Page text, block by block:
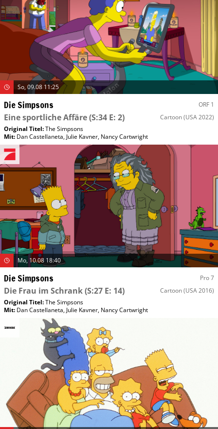
So, 09.08 11:25
Die Simpsons ORF 1
Eine sportliche Affäre(S:34 E: 2) Cartoon(USA 2022)
Original Titel:The Simpsons
Mit: Dan Castellaneta, Julie Kavner, Nancy Cartwright
Mo, 10.08 18:40
Die Simpsons Pro 7
Die Frau im Schrank(S:27 E: 14) Cartoon(USA 2016)
Original Titel:The Simpsons
Mit: Dan Castellaneta, Julie Kavner, Nancy Cartwright